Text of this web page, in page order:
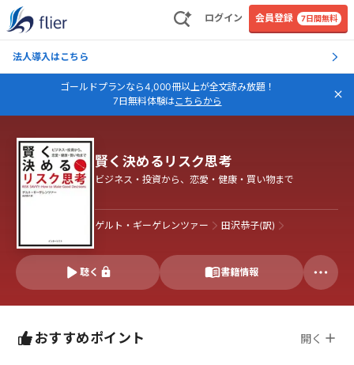
ログイン 会員登録 7日間無料
法人導入はこちら
ゴールドプランなら4,000冊以上が全文読み放題！
7日無料体験はこちらから
賢く決めるリスク思考
ビジネス・投資から、恋愛・健康・買い物まで
ゲルト・ギーゲレンツァー 田沢恭子(訳)
聴く 書籍情報
おすすめポイント 開く